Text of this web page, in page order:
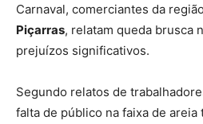
Carnaval, comerciantes da
Piçarras, relatam queda brusca
prejuízos significativos.
Segundo relatos de
falta de público na faixa de